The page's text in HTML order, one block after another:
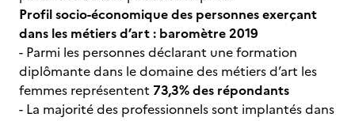
Profil socio-économique des personnes exerçant
dans les métiers d’art : baromètre 2019
- Parmi les personnes déclarant une formation
diplômante dans le domaine des métiers d’art les
femmes représentent 73,3% des répondants
- La majorité des professionnels sont implantés dans